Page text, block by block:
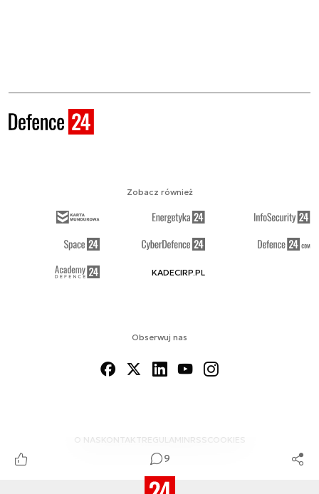
9
Obserwuj nas
O NAS KONTAKTREGULAMINRSS COOKIES
Zobacz również
KADECIRP.PL